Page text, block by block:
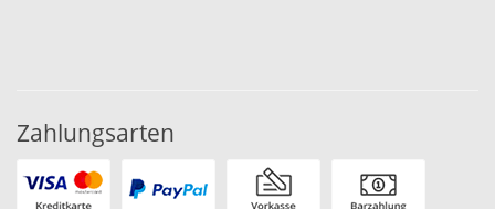
Zahlungsarten